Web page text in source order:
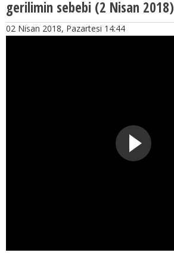
gerilimin sebebi (2 Nisan 2018)
02 Nisan 2018, Pazartesi 14:44